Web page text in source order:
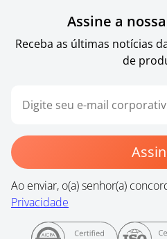
Assine a
Receba as últimas notícias
de
Ao enviar, o(a) senhor(a)
Privacidade